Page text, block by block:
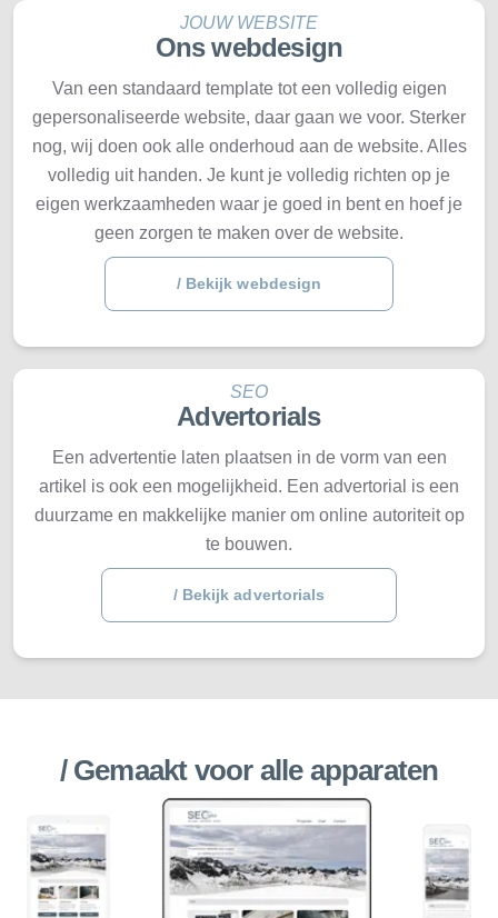
JOUW WEBSITE
Ons webdesign
Van een standaard template tot een volledig eigen
gepersonaliseerde website, daar gaan we voor. Sterker
nog, wij doen ook alle onderhoud aan de website. Alles
volledig uit handen. Je kunt je volledig richten op je
eigen werkzaamheden waar je goed in bent en hoef je
geen zorgen te maken over de website.
/ Bekijk webdesign
SEO
Advertorials
Een advertentie laten plaatsen in de vorm van een
artikel is ook een mogelijkheid. Een advertorial is een
duurzame en makkelijke manier om online autoriteit op
te bouwen.
/ Bekijk advertorials
/ Gemaakt voor alle apparaten